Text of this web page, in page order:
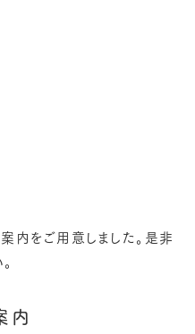
内をご用意しました。是非
内